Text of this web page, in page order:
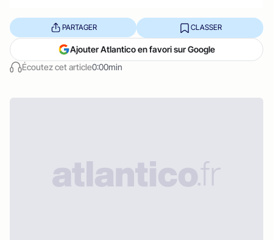
Écoutez cet article0:00min
PARTAGER CLASSER
Ajouter Atlantico en favori sur Google